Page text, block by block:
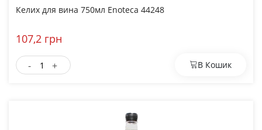
Келих для вина 750мл Enoteca 44248
107,2 грн
- + В Кошик